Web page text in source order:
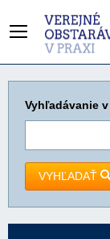
Vyhľadávanie
VYHĽADAŤ